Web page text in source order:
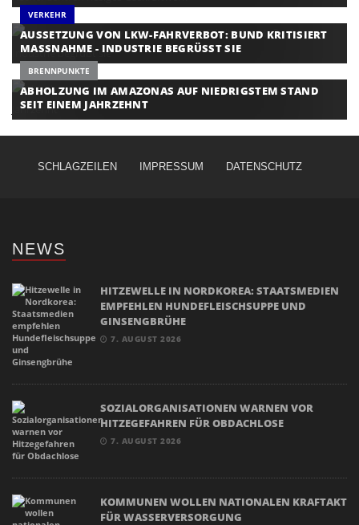
VERKEHR
AUSSETZUNG VON LKW-FAHRVERBOT: BUND KRITISIERT
MASSNAHME - INDUSTRIE BEGRÜSST SIE
BRENNPUNKTE
ABHOLZUNG IM AMAZONAS AUF NIEDRIGSTEM STAND
SEIT EINEM JAHRZEHNT
SCHLAGZEILEN IMPRESSUM DATENSCHUTZ
NEWS
HITZEWELLE IN NORDKOREA: STAATSMEDIEN
EMPFEHLEN HUNDEFLEISCHSUPPE UND
GINSENGBRÜHE
7. AUGUST 2026
SOZIALORGANISATIONEN WARNEN VOR
HITZEGEFAHREN FÜR OBDACHLOSE
7. AUGUST 2026
KOMMUNEN WOLLEN NATIONALEN KRAFTAKT
FÜR WASSERVERSORGUNG